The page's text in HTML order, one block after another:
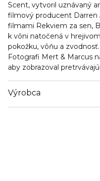
Scent, vytvoril uznávaný
filmový producent Darren
filmami Rekviem za sen,
k vôni natočená v
pokožku, vôňu a zvodnosť.
Fotografi Mert & Marcus
aby zobrazoval
Výrobca